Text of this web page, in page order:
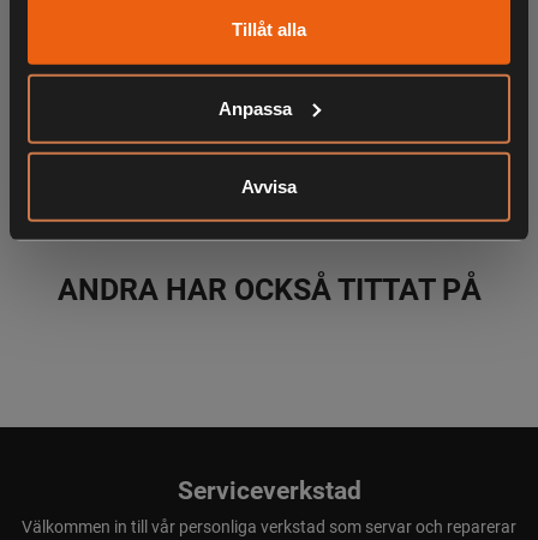
Tillåt alla
Anpassa
Avvisa
LIKNANDE PRODUKTER
KÖPS OFTA TILLSAMMANS
ANDRA HAR OCKSÅ TITTAT PÅ
Serviceverkstad
Välkommen in till vår personliga verkstad som servar och reparerar